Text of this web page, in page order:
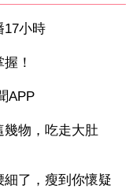
小時
！
APP
物，吃走大肚
了，瘦到你懷疑